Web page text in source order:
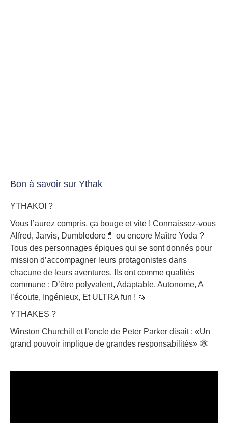
Bon à savoir sur Ythak
YTHAKOI ?
Vous l’aurez compris, ça bouge et vite ! Connaissez-vous
Alfred, Jarvis, Dumbledore🧙‍ ou encore Maître Yoda ?
Tous des personnages épiques qui se sont donnés pour
mission d’accompagner leurs protagonistes dans
chacune de leurs aventures. Ils ont comme qualités
commune : D’être polyvalent, Adaptable, Autonome, A
l’écoute, Ingénieux, Et ULTRA fun ! 🦄
YTHAKES ?
Winston Churchill et l’oncle de Peter Parker disait : «Un
grand pouvoir implique de grandes responsabilités» 🕸️​